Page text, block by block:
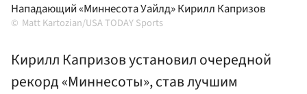
Нападающий «Миннесота Уайлд» Кирилл Капризов
Matt Kartozian/USA TODAY Sports
Кирилл Капризов установил очередной
рекорд «Миннесоты», став лучшим